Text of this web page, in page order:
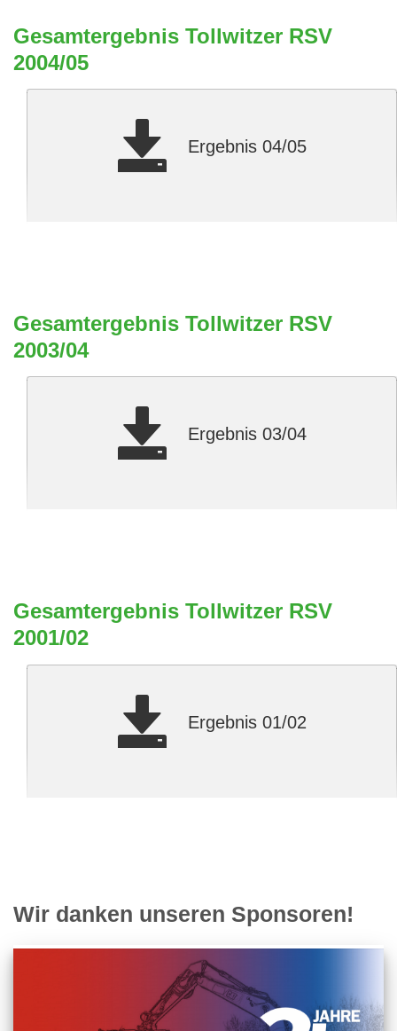
Gesamtergebnis Tollwitzer RSV
2004/05
Ergebnis 04/05
Gesamtergebnis Tollwitzer RSV
2003/04
Ergebnis 03/04
Gesamtergebnis Tollwitzer RSV
2001/02
Ergebnis 01/02
Wir danken unseren Sponsoren!